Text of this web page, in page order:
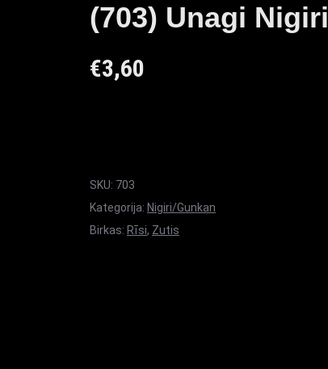
(703) Unagi Nigiri
€3,60
SKU: 703
Kategorija: Nigiri/Gunkan
Birkas: Rīsi, Zutis